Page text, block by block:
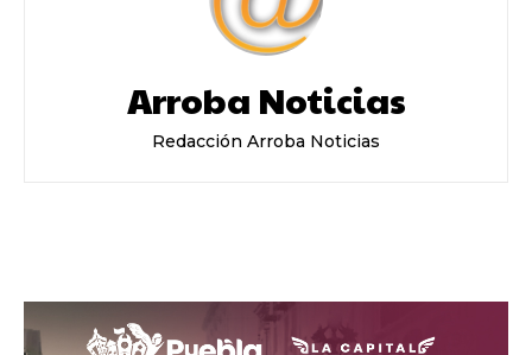
Arroba Noticias
Redacción Arroba Noticias